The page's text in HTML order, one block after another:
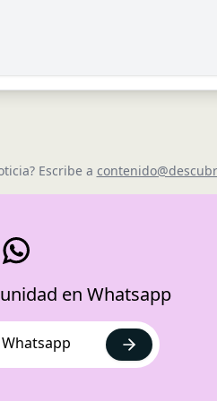
Escribe a
en Whatsapp